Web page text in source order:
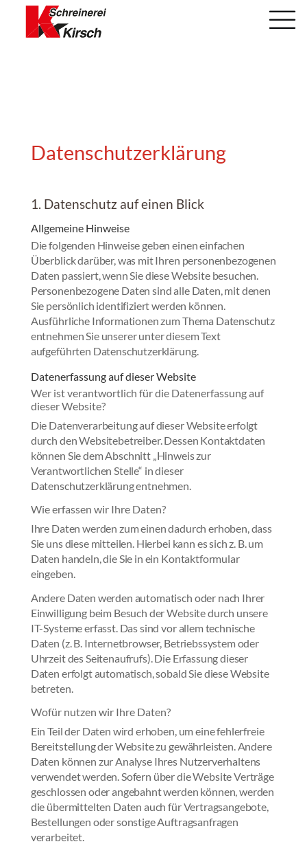
Datenschutzerklärung
1. Datenschutz auf einen Blick
Allgemeine Hinweise
Die folgenden Hinweise geben einen einfachen
Überblick darüber, was mit Ihren personenbezogenen
Daten passiert, wenn Sie diese Website besuchen.
Personenbezogene Daten sind alle Daten, mit denen
Sie persönlich identifiziert werden können.
Ausführliche Informationen zum Thema Datenschutz
entnehmen Sie unserer unter diesem Text
aufgeführten Datenschutzerklärung.
Datenerfassung auf dieser Website
Wer ist verantwortlich für die Datenerfassung auf
dieser Website?
Die Datenverarbeitung auf dieser Website erfolgt
durch den Websitebetreiber. Dessen Kontaktdaten
können Sie dem Abschnitt „Hinweis zur
Verantwortlichen Stelle“ in dieser
Datenschutzerklärung entnehmen.
Wie erfassen wir Ihre Daten?
Ihre Daten werden zum einen dadurch erhoben, dass
Sie uns diese mitteilen. Hierbei kann es sich z. B. um
Daten handeln, die Sie in ein Kontaktformular
eingeben.
Andere Daten werden automatisch oder nach Ihrer
Einwilligung beim Besuch der Website durch unsere
IT-Systeme erfasst. Das sind vor allem technische
Daten (z. B. Internetbrowser, Betriebssystem oder
Uhrzeit des Seitenaufrufs). Die Erfassung dieser
Daten erfolgt automatisch, sobald Sie diese Website
betreten.
Wofür nutzen wir Ihre Daten?
Ein Teil der Daten wird erhoben, um eine fehlerfreie
Bereitstellung der Website zu gewährleisten. Andere
Daten können zur Analyse Ihres Nutzerverhaltens
verwendet werden. Sofern über die Website Verträge
geschlossen oder angebahnt werden können, werden
die übermittelten Daten auch für Vertragsangebote,
Bestellungen oder sonstige Auftragsanfragen
verarbeitet.